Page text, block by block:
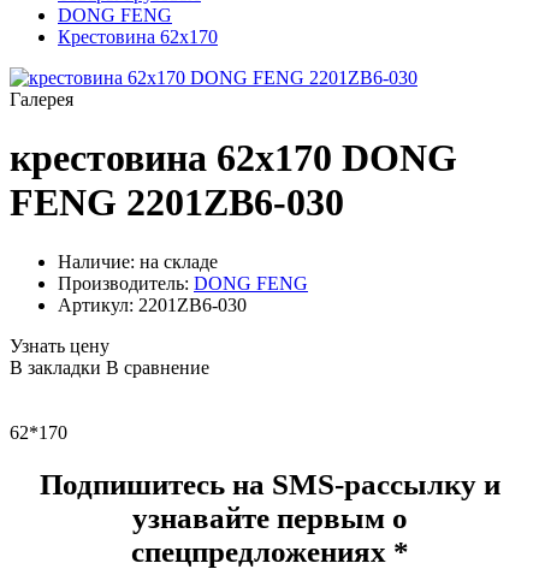
DONG FENG
Крестовина 62x170
Галерея
крестовина 62x170 DONG
FENG 2201ZB6-030
Наличие: на складе
Производитель: DONG FENG
Артикул: 2201ZB6-030
Узнать цену
В закладки В сравнение
62*170
Подпишитесь на SMS-рассылку и
узнавайте первым о
спецпредложениях *